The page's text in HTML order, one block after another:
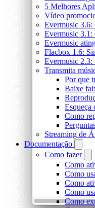
5 Melhores
Vídeo
Evermusic 3.6:
Evermusic 3.1:
Evermusic
Flacbox 1.6:
Evermusic 2.3:
Transmita
Por que
Baixe
Esqueça
Como
Streaming de
Documentação
Como fazer
Como
Como
Como
Como
Como